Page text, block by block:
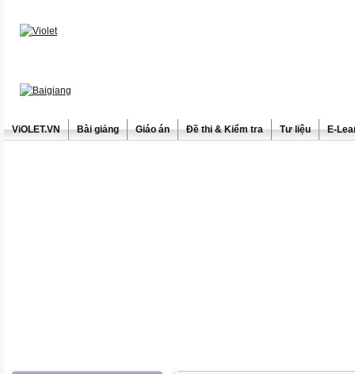
ViOLET.VN Bài giảng Giáo án Đề thi & Kiểm tra Tư liệu E-